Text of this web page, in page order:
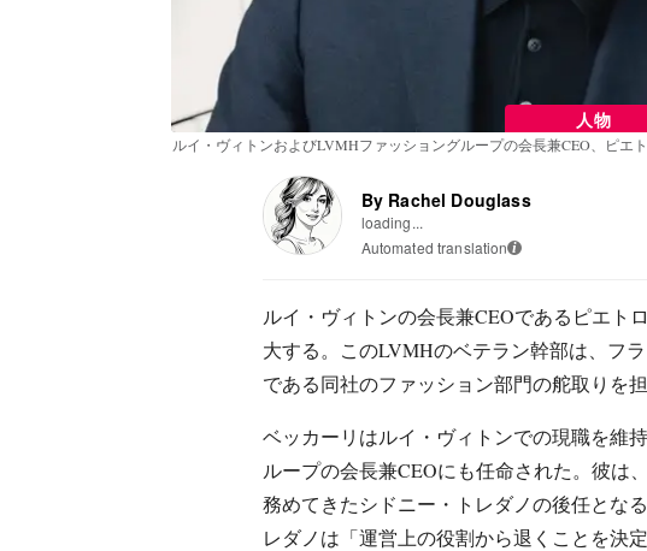
人物
ルイ・ヴィトンおよびLVMHファッショングループの会長兼CEO、ピエ
By Rachel Douglass
loading...
Automated translation i
ルイ・ヴィトンの会長兼CEOであるピエト
大する。このLVMHのベテラン幹部は、フ
である同社のファッション部門の舵取りを担
ベッカーリはルイ・ヴィトンでの現職を維
ループの会長兼CEOにも任命された。彼は
務めてきたシドニー・トレダノの後任とな
レダノは「運営上の役割から退くことを決定